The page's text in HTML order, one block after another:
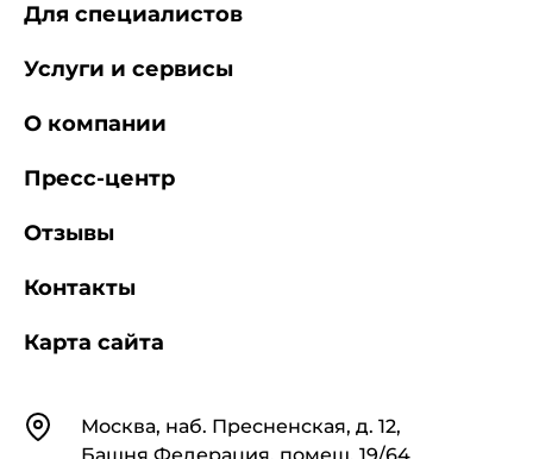
КонтактыМосква, наб. Пресненская, д. 12,
Для специалистов
Услуги и сервисы
О компании
Пресс-центр
Отзывы
Контакты
Карта сайта